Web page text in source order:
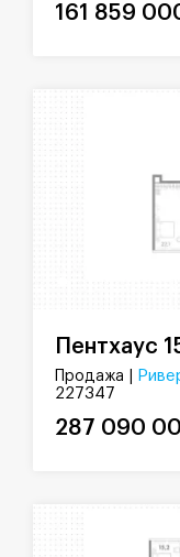
161 859
Пентхаус
Продажа |
227347
287 090